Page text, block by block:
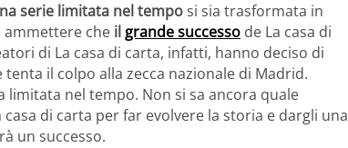
serie limitata nel temposi sia trasformata in
ammettere che il grande successo de La casa di
di La casa di carta, infatti, hanno deciso di
tenta il colpo alla zecca nazionale di Madrid.
nel tempo. Non si sa ancora quale
di carta per far evolvere la storia e dargli una
un successo.